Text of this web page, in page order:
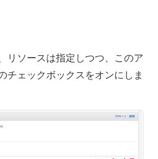
リソースは指定しつつ、このア
チェックボックスをオンにしま